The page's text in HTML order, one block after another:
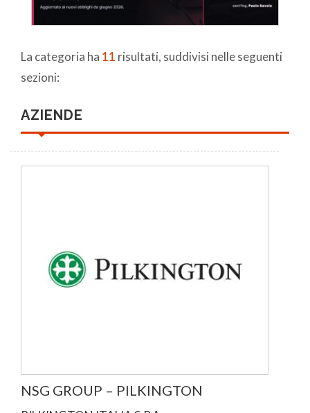
La categoria ha 11 risultati, suddivisi nelle seguenti
sezioni:
AZIENDE
NSG GROUP – PILKINGTON